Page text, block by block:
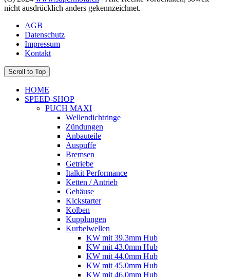
nicht ausdrücklich anders gekennzeichnet.
AGB
Datenschutz
Impressum
Kontakt
Scroll to Top
HOME
SPEED-SHOP
PUCH MAXI
Wellendichtringe
Zündungen
Anbauteile
Auspuffe
Bremsen
Getriebe
Italkit Performance
Ketten / Antrieb
Gehäuse
Kickstarter
Kolben
Kupplungen
Kurbelwellen
KW mit 39.3mm Hub
KW mit 43.0mm Hub
KW mit 44.0mm Hub
KW mit 45.0mm Hub
KW mit 46.0mm Hub